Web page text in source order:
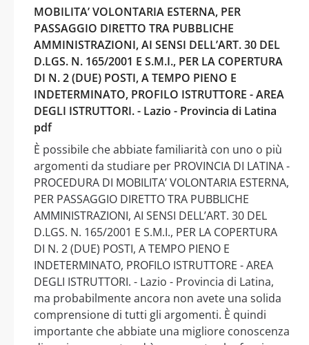
MOBILITA’ VOLONTARIA ESTERNA, PER
PASSAGGIO DIRETTO TRA PUBBLICHE
AMMINISTRAZIONI, AI SENSI DELL’ART. 30 DEL
D.LGS. N. 165/2001 E S.M.I., PER LA COPERTURA
DI N. 2 (DUE) POSTI, A TEMPO PIENO E
INDETERMINATO, PROFILO ISTRUTTORE - AREA
DEGLI ISTRUTTORI. - Lazio - Provincia di Latina
pdf
È possibile che abbiate familiarità con uno o più
argomenti da studiare per PROVINCIA DI LATINA -
PROCEDURA DI MOBILITA’ VOLONTARIA ESTERNA,
PER PASSAGGIO DIRETTO TRA PUBBLICHE
AMMINISTRAZIONI, AI SENSI DELL’ART. 30 DEL
D.LGS. N. 165/2001 E S.M.I., PER LA COPERTURA
DI N. 2 (DUE) POSTI, A TEMPO PIENO E
INDETERMINATO, PROFILO ISTRUTTORE - AREA
DEGLI ISTRUTTORI. - Lazio - Provincia di Latina,
ma probabilmente ancora non avete una solida
comprensione di tutti gli argomenti. È quindi
importante che abbiate una migliore conoscenza